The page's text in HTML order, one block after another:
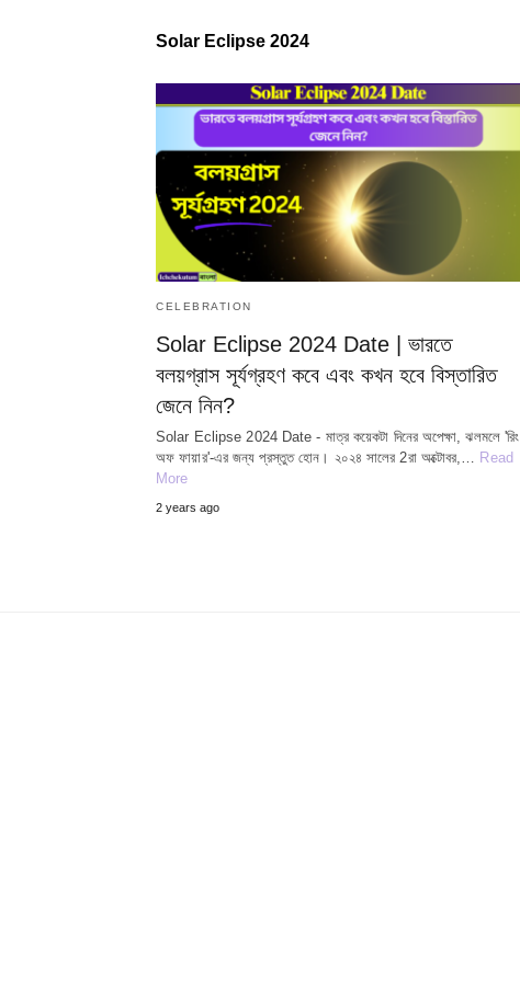
Solar Eclipse 2024
CELEBRATION
Solar Eclipse 2024 Date | ভারতে
বলয়গ্রাস সূর্যগ্রহণ কবে এবং কখন হবে বিস্তারিত
জেনে নিন?
Solar Eclipse 2024 Date - মাত্র কয়েকটা দিনের অপেক্ষা, ঝলমলে 'রিং
অফ ফায়ার'-এর জন্য প্রস্তুত হোন। ২০২৪ সালের 2রা অক্টোবর,… Read
More
2 years ago